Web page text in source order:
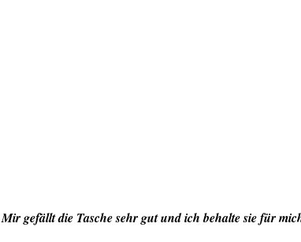
Mir gefällt die Tasche sehr gut und ich behalte sie für